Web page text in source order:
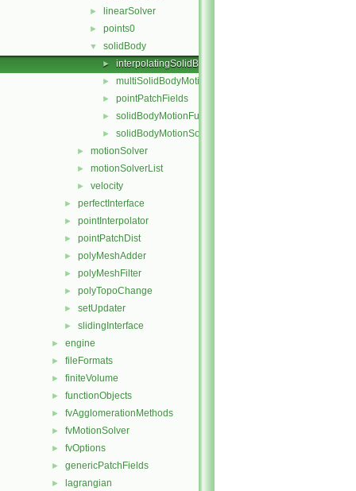
► linearSolver
► points0
▼ solidBody
► interpolatingSolidBodyMotionSolver
► multiSolidBodyMotionSolver
► pointPatchFields
► solidBodyMotionFunctions
► solidBodyMotionSolver
► motionSolver
► motionSolverList
► velocity
► perfectInterface
► pointInterpolator
► pointPatchDist
► polyMeshAdder
► polyMeshFilter
► polyTopoChange
► setUpdater
► slidingInterface
► engine
► fileFormats
► finiteVolume
► functionObjects
► fvAgglomerationMethods
► fvMotionSolver
► fvOptions
► genericPatchFields
► lagrangian